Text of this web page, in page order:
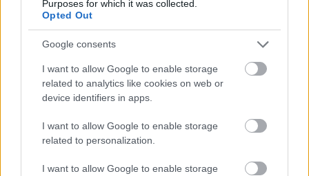
Purposes for which it was collected.
Opted Out
Google consents
I want to allow Google to enable storage
related to analytics like cookies on web or
device identifiers in apps.
I want to allow Google to enable storage
related to personalization.
I want to allow Google to enable storage
Kobiece prawo
Odmiana:wegetarianczywegetarianów?
Urząd i osoby
Ciekawostki
bronować— Orałeś? Radliłeś? To teraz zaskrudlij